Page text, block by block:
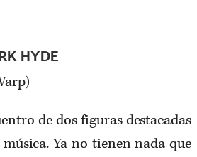
HYDE
de dos figuras destacadas
Ya no tienen nada que